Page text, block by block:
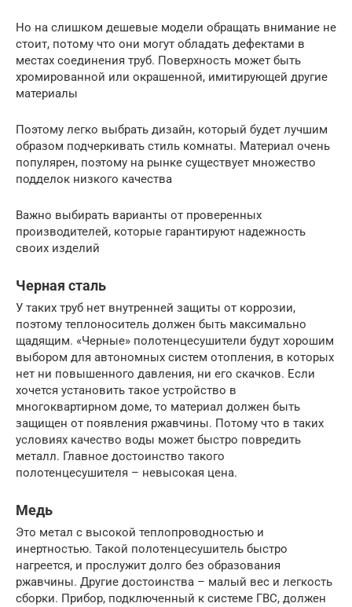
Но на слишком дешевые модели обращать внимание не
стоит, потому что они могут обладать дефектами в
местах соединения труб. Поверхность может быть
хромированной или окрашенной, имитирующей другие
материалы
Поэтому легко выбрать дизайн, который будет лучшим
образом подчеркивать стиль комнаты. Материал очень
популярен, поэтому на рынке существует множество
подделок низкого качества
Важно выбирать варианты от проверенных
производителей, которые гарантируют надежность
своих изделий
Черная сталь
У таких труб нет внутренней защиты от коррозии,
поэтому теплоноситель должен быть максимально
щадящим. «Черные» полотенцесушители будут хорошим
выбором для автономных систем отопления, в которых
нет ни повышенного давления, ни его скачков. Если
хочется установить такое устройство в
многоквартирном доме, то материал должен быть
защищен от появления ржавчины. Потому что в таких
условиях качество воды может быстро повредить
металл. Главное достоинство такого
полотенцесушителя – невысокая цена.
Медь
Это метал с высокой теплопроводностью и
инертностью. Такой полотенцесушитель быстро
нагреется, и прослужит долго без образования
ржавчины. Другие достоинства – малый вес и легкость
сборки. Прибор, подключенный к системе ГВС, должен